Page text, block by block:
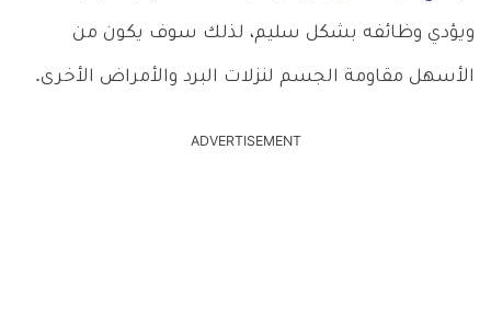
ويؤدي وظائفه بشكل سليم، لذلك سوف يكون من
الأسهل مقاومة الجسم لنزلات البرد والأمراض الأخرى.
ADVERTISEMENT